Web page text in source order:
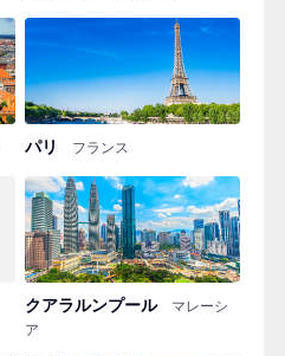
パリ フランス
クアラルンプール
マレーシ
ア